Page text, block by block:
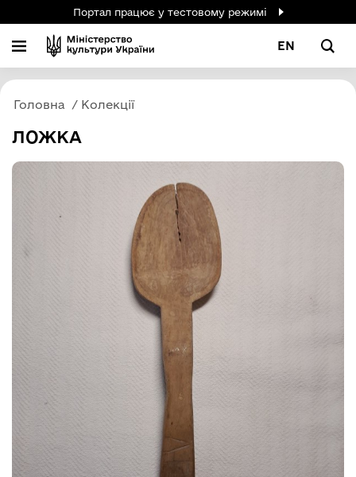
Портал працює у тестовому режимі
EN
Головна Колекції
ЛОЖКА